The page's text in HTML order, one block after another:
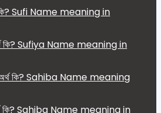
কি? Sufi Name meaning in
কি? Sufiya Name meaning in
অর্থ কি? Sahiba Name meaning in